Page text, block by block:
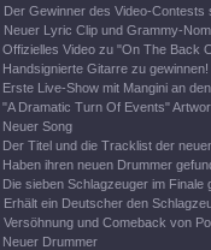
Der Gewinner des Video-Contests
Neuer Lyric Clip und Grammy-
Offizielles Video zu "On The Back
Handsignierte Gitarre zu gewinnen!
Erste Live-Show mit Mangini an
"A Dramatic Turn Of Events"
Neuer Song
Der Titel und die Tracklist der
Haben ihren neuen Drummer
Die sieben Schlagzeuger im Finale
Erhält ein Deutscher den
Versöhnung und Comeback von
Neuer Drummer